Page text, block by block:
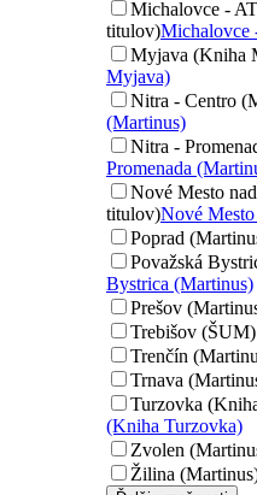
Michalovce -
titulov)Michalovce
Myjava (Kniha
Myjava)
Nitra - Centro
(Martinus)
Nitra -
Promenada
Nové Mesto
titulov)Nové
Poprad
Považská
Bystrica (Martinus)
Prešov
Trebišov
Trenčín
Trnava
Turzovka
(Kniha Turzovka)
Zvolen
Žilina